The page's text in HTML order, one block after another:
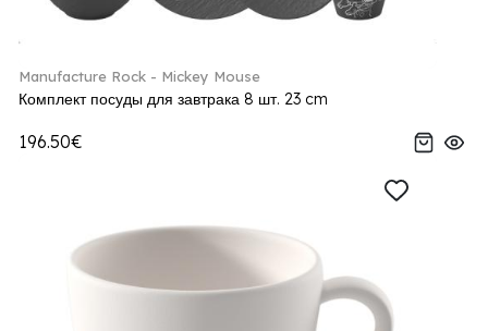
Manufacture Rock - Mickey Mouse
Комплект посуды для завтрака 8 шт. 23 cm
196.50€